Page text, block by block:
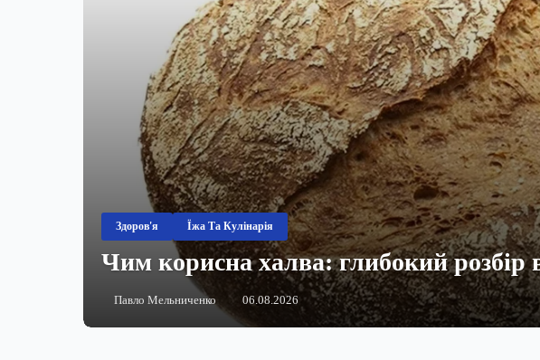
Здоров'я Їжа Та Кулінарія
Чим корисна халва: глибокий розбір
Павло Мельниченко 06.08.2026